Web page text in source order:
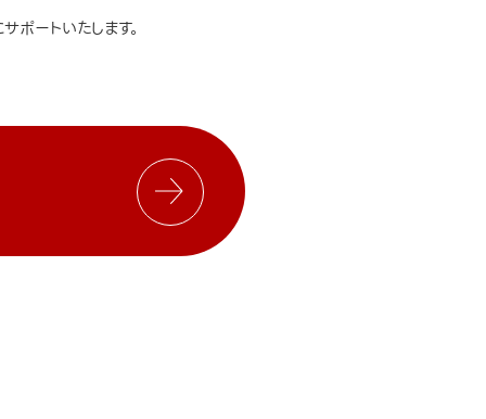
ポートいたします。